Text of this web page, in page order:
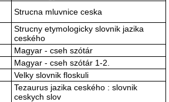
Strucna mluvnice ceska
Strucny etymologicky slovnik jazika
ceského
Magyar - cseh szótár
Magyar - cseh szótár 1-2.
Velky slovnik floskuli
Tezaurus jazika ceského : slovnik
ceskych slov